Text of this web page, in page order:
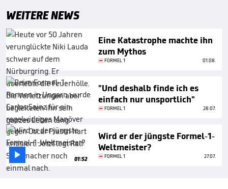
WEITERE NEWS
Eine Katastrophe machte ihn
zum Mythos
FORMEL 1 01.08.
"Und deshalb finde ich es
einfach nur unsportlich"
FORMEL 1 28.07.
 01:52
Wird er der jüngste Formel-1-
Weltmeister?
FORMEL 1 27.07.